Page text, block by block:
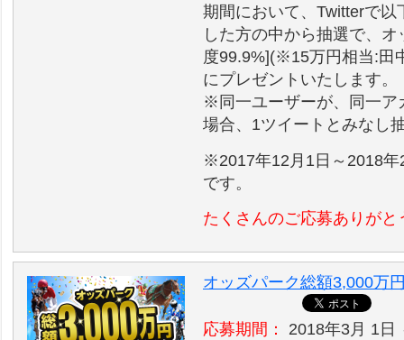
期間において、Twitterで
した方の中から抽選で、
度99.9%](※15万円相当:田
にプレゼントいたします。
※同一ユーザーが、同一ア
場合、1ツイートとみなし
※2017年12月1日～2018年
です。
たくさんのご応募ありがと
オッズパーク総額3,000万
応募期間：
2018年3月 1日